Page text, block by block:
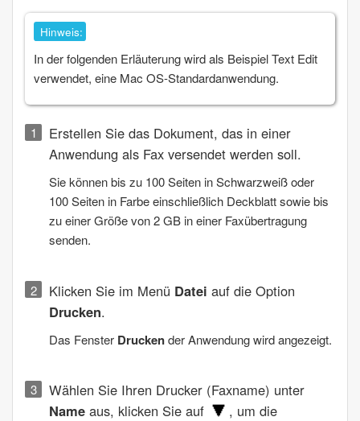
Hinweis:
In der folgenden Erläuterung wird als Beispiel Text Edit
verwendet, eine Mac OS-Standardanwendung.
Erstellen Sie das Dokument, das in einer
Anwendung als Fax versendet werden soll.
Sie können bis zu 100Seiten in Schwarzweiß oder
100Seiten in Farbe einschließlich Deckblatt sowie bis
zu einer Größe von 2 GB in einer Faxübertragung
senden.
Klicken Sie im Menü Datei auf die Option
Drucken.
Das Fenster Druckender Anwendung wird angezeigt.
Wählen Sie Ihren Drucker (Faxname) unter
Name aus, klicken Sie auf
, um die